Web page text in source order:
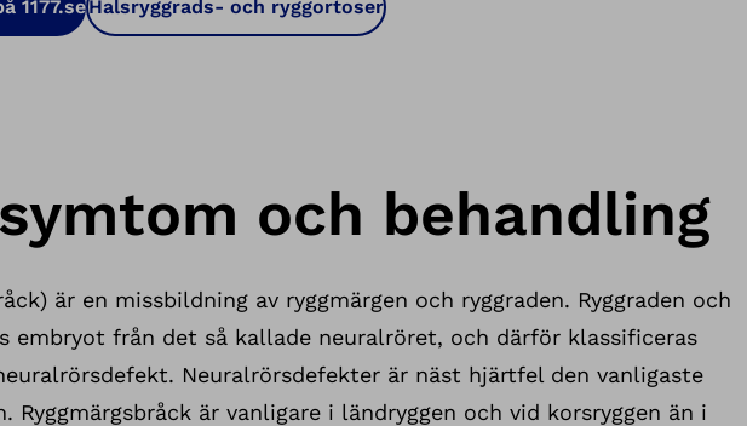
1177.seHalsryggrads- och ryggortoser
och behandling
är en missbildning av ryggmärgen och ryggraden. Ryggraden och
embryot från det så kallade neuralröret, och därför klassificeras
Neuralrörsdefekter är näst hjärtfel den vanligaste
Ryggmärgsbråck är vanligare i ländryggen och vid korsryggen än i